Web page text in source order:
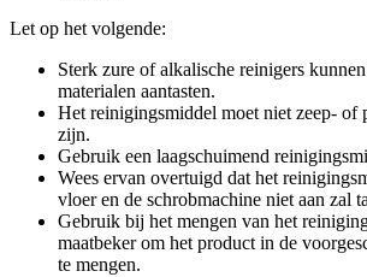
Let op het volgende:
Sterk zure of alkalische reinigers
materialen aantasten.
Het reinigingsmiddel moet niet zeep- of
zijn.
Gebruik een laagschuimend
Wees ervan overtuigd dat het
vloer en de schrobmachine niet aan zal
Gebruik bij het mengen van het
maatbeker om het product in de
te mengen.